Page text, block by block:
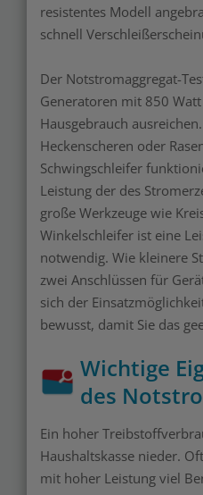
resistentes Modell
schnell
Der Notstromaggregat-
Generatoren mit 850
Hausgebrauch
Heckenscheren oder
Schwingschleifer
Leistung der des
große Werkzeuge wie
Winkelschleifer ist eine
notwendig. Wie kleinere
zwei Anschlüssen für
sich der
bewusst, damit Sie das
Wichtige
des
Ein hoher
Haushaltskasse nieder.
mit hoher Leistung viel